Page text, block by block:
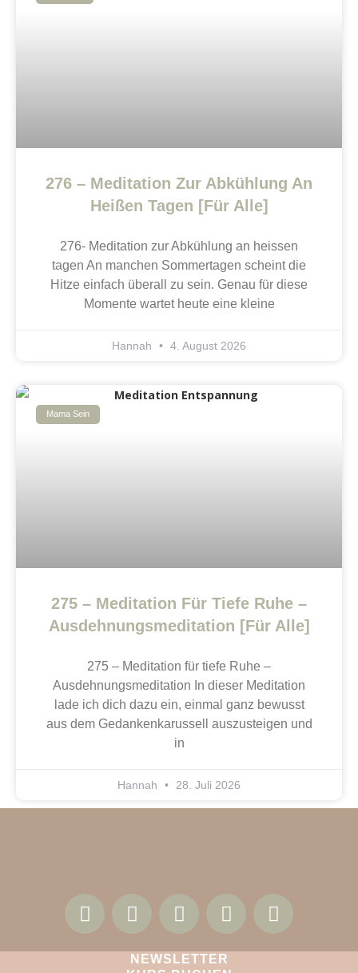
276 – Meditation Zur Abkühlung An
Heißen Tagen [Für Alle]
276- Meditation zur Abkühlung an heissen
tagen An manchen Sommertagen scheint die
Hitze einfach überall zu sein. Genau für diese
Momente wartet heute eine kleine
Hannah 4. August 2026
Mama Sein
275 – Meditation Für Tiefe Ruhe –
Ausdehnungsmeditation [Für Alle]
275 – Meditation für tiefe Ruhe –
Ausdehnungsmeditation In dieser Meditation
lade ich dich dazu ein, einmal ganz bewusst
aus dem Gedankenkarussell auszusteigen und
in
Hannah 28. Juli 2026
NEWSLETTER